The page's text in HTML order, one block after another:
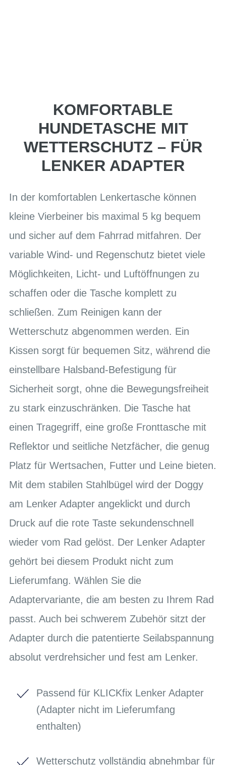
KOMFORTABLE
HUNDETASCHE MIT
WETTERSCHUTZ – FÜR
LENKER ADAPTER
In der komfortablen Lenkertasche können
kleine Vierbeiner bis maximal 5 kg bequem
und sicher auf dem Fahrrad mitfahren. Der
variable Wind- und Regenschutz bietet viele
Möglichkeiten, Licht- und Luftöffnungen zu
schaffen oder die Tasche komplett zu
schließen. Zum Reinigen kann der
Wetterschutz abgenommen werden. Ein
Kissen sorgt für bequemen Sitz, während die
einstellbare Halsband-Befestigung für
Sicherheit sorgt, ohne die Bewegungsfreiheit
zu stark einzuschränken. Die Tasche hat
einen Tragegriff, eine große Fronttasche mit
Reflektor und seitliche Netzfächer, die genug
Platz für Wertsachen, Futter und Leine bieten.
Mit dem stabilen Stahlbügel wird der Doggy
am Lenker Adapter angeklickt und durch
Druck auf die rote Taste sekundenschnell
wieder vom Rad gelöst. Der Lenker Adapter
gehört bei diesem Produkt nicht zum
Lieferumfang. Wählen Sie die
Adaptervariante, die am besten zu Ihrem Rad
passt. Auch bei schwerem Zubehör sitzt der
Adapter durch die patentierte Seilabspannung
absolut verdrehsicher und fest am Lenker.
Passend für KLICKfix Lenker Adapter
(Adapter nicht im Lieferumfang
enthalten)
Wetterschutz vollständig abnehmbar für